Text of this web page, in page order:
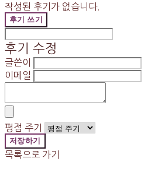
작성된 후기가 없습니다.
후기 쓰기
후기 수정
글쓴이
이메일
평점 주기
저장하기
목록으로 가기